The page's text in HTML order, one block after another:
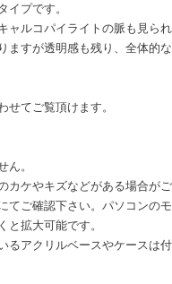
イプです。
ャルコパイライトの脈も見ら
ますが透明感も残り、全体的
せてご覧頂けます。
ん。
カケやキズなどがある場合が
てご確認下さい。パソコンの
と拡大可能です。
るアクリルベースやケースは